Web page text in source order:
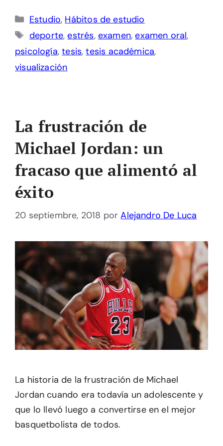
Categorías
Estudio, Hábitos de estudio
Etiquetas
deporte,estrés, examen,examen oral,
psicología,tesis,tesis académica,
visualización
La frustración de
Michael Jordan: un
fracaso que alimentó al
éxito
20 septiembre, 2018 porAlejandro De Luca
La historia de la frustración de Michael
Jordan cuando era todavía un adolescente y
que lo llevó luego a convertirse en el mejor
basquetbolista de todos.